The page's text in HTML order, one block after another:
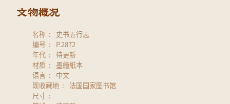
名称
史书五行志
编号
P.2872
年代
待更新
材质
墨繪紙本
语言
中文
现收藏地
法国国家图书馆
尺寸